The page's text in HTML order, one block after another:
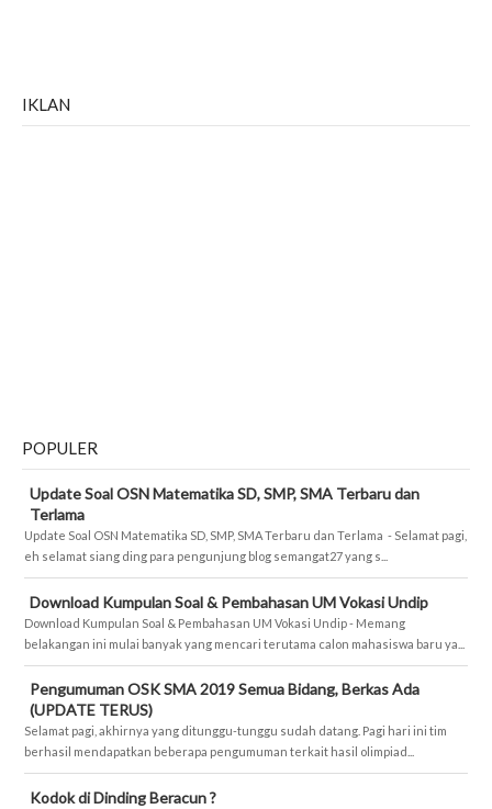
IKLAN
POPULER
Update Soal OSN Matematika SD, SMP, SMA Terbaru dan
Terlama
Update Soal OSN Matematika SD, SMP, SMA Terbaru dan Terlama - Selamat pagi,
eh selamat siang ding para pengunjung blog semangat27 yang s...
Download Kumpulan Soal & Pembahasan UM Vokasi Undip
Download Kumpulan Soal & Pembahasan UM Vokasi Undip - Memang
belakangan ini mulai banyak yang mencari terutama calon mahasiswa baru ya...
Pengumuman OSK SMA 2019 Semua Bidang, Berkas Ada
(UPDATE TERUS)
Selamat pagi, akhirnya yang ditunggu-tunggu sudah datang. Pagi hari ini tim
berhasil mendapatkan beberapa pengumuman terkait hasil olimpiad...
Kodok di Dinding Beracun ?